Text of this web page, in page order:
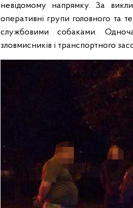
невідомому напрямку. За
оперативні групи головного та
службовими собаками.
зловмисників і транспортного